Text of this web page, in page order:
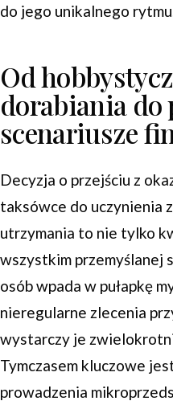
do jego unikalnego rytmu.
Od
dorabiania do
scenariusze
Decyzja o przejściu z
taksówce do uczynienia
utrzymania to nie tylko
wszystkim
osób wpada w pułapkę
nieregularne zlecenia
wystarczy je
Tymczasem kluczowe
prowadzenia